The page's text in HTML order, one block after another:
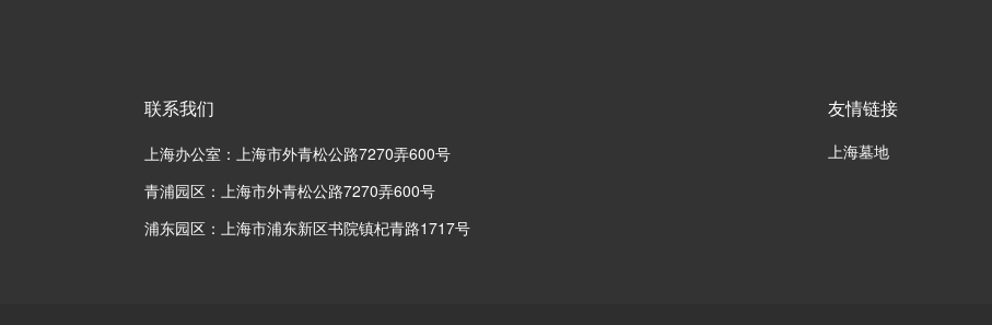
联系我们
上海办公室：上海市外青松公路7270弄600号
青浦园区：上海市外青松公路7270弄600号
浦东园区：上海市浦东新区书院镇杞青路1717号
友情链接
上海墓地